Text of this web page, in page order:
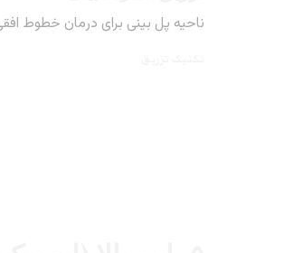
ناحیه پل بینی برای درمان خطوط